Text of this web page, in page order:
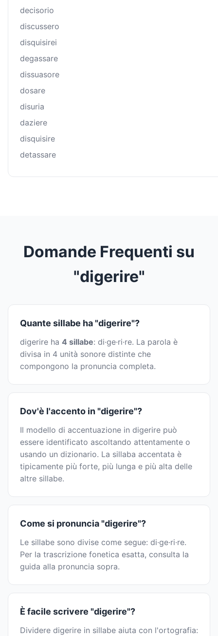
decisorio
discussero
disquisirei
degassare
dissuasore
dosare
disuria
daziere
disquisire
detassare
Domande Frequenti su
"digerire"
Quante sillabe ha "digerire"?
digerire ha 4 sillabe: di·ge·ri·re. La parola è
divisa in 4 unità sonore distinte che
compongono la pronuncia completa.
Dov'è l'accento in "digerire"?
Il modello di accentuazione in digerire può
essere identificato ascoltando attentamente o
usando un dizionario. La sillaba accentata è
tipicamente più forte, più lunga e più alta delle
altre sillabe.
Come si pronuncia "digerire"?
Le sillabe sono divise come segue: di·ge·ri·re.
Per la trascrizione fonetica esatta, consulta la
guida alla pronuncia sopra.
È facile scrivere "digerire"?
Dividere digerire in sillabe aiuta con l'ortografia: